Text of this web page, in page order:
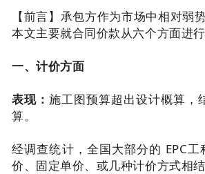
【前言】承包方作为市场中相对弱
本文主要就合同价款从六个方面进行
一、计价方面
表现：施工图预算超出设计概算，
算。
经调查统计，全国大部分的 EPC
价、固定单价、或几种计价方式相结